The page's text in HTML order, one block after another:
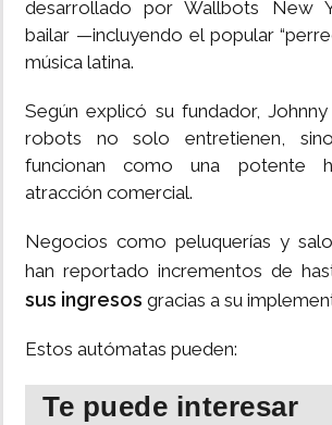
desarrollado por Wallbots New
bailar —incluyendo el popular
música latina.
Según explicó su fundador,
robots no solo entretienen,
funcionan como una potente
atracción comercial.
Negocios como peluquerías y
han reportado incrementos de
sus ingresos gracias a su
Estos autómatas pueden:
Te puede interesar